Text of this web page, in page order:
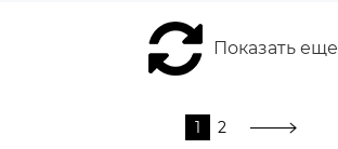
Показать еще
1 2